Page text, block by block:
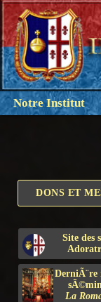
Notre Institut
DONS ET
Site des
DerniÃ¨re
La